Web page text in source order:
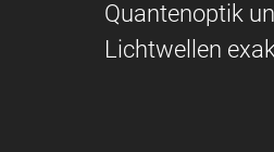
Quantenoptik
Lichtwellen